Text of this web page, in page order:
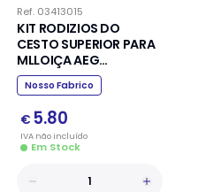
Ref. 03413015
KIT RODIZIOS DO
CESTO SUPERIOR PARA
MLLOIÇA AEG
ELECTROLUX ZANUSSI
(8 UNIDADES)
Nosso Fabrico
€ 5.80
IVA nãoincluído
Em Stock